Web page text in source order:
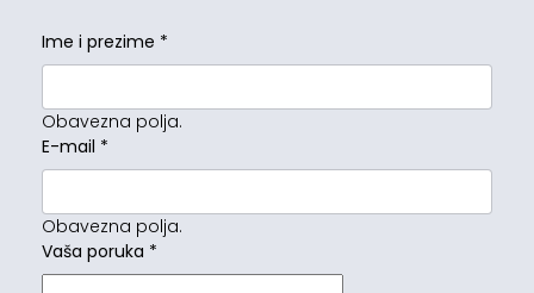
Ime i prezime *
Obavezna polja.
E-mail *
Obavezna polja.
Vaša poruka *